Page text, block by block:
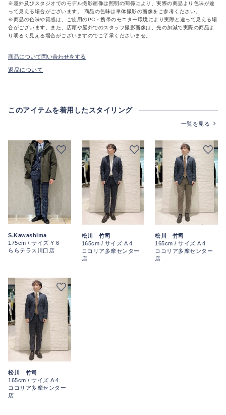
※屋外及びスタジオでのモデル撮影画像は照明の関係により、実際の商品より色味が違
って見える場合がございます。 商品の色味は単体撮影の画像をご参考ください。
※商品の色味や質感は、ご使用のPC・携帯のモニター環境により実際と違って見える場
合がございます。また、店頭や屋外でのスタッフ撮影画像は、光の加減で実際の商品よ
り明るく見える場合がございますのでご了承くださいませ。
商品について問い合わせをする
返品について
このアイテムを着用したスタイリング
一覧を見る
S.Kawashima
175cm / サイズ Y 6
ららテラス川口店
松川 竹司
165cm / サイズ A 4
ココリア多摩センター
店
松川 竹司
165cm / サイズ A 4
ココリア多摩センター
店
松川 竹司
165cm / サイズ A 4
ココリア多摩センター
店